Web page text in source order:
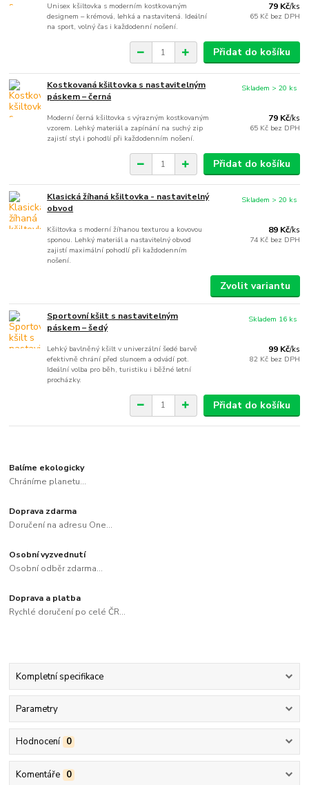
Unisex kšiltovka s moderním kostkovaným
designem – krémová, lehká a nastavitená. Ideální
na sport, volný čas i každodenní nošení.
79 Kč/ks
65 Kč bez DPH
Přidat do košíku
Kostkovaná kšiltovka s nastavitelným
páskem – černá
Moderní černá kšiltovka s výrazným kostkovaným
vzorem. Lehký materiál a zapínání na suchý zip
zajistí styl i pohodlí při každodenním nošení.
79 Kč/ks
65 Kč bez DPH
Skladem > 20 ks
Přidat do košíku
Klasická žíhaná kšiltovka - nastavitelný
obvod
Kšiltovka s moderní žíhanou texturou a kovovou
sponou. Lehký materiál a nastavitelný obvod
zajistí maximální pohodlí při každodenním
nošení.
89 Kč/ks
74 Kč bez DPH
Skladem > 20 ks
Zvolit variantu
Sportovní kšilt s nastavitelným
páskem – šedý
Lehký bavlněný kšilt v univerzální šedé barvě
efektivně chrání před sluncem a odvádí pot.
Ideální volba pro běh, turistiku i běžné letní
procházky.
99 Kč/ks
82 Kč bez DPH
Skladem 16 ks
Přidat do košíku
Balíme ekologicky
Chráníme planetu...
Doprava zdarma
Doručení na adresu One...
Osobní vyzvednutí
Osobní odběr zdarma...
Doprava a platba
Rychlé doručení po celé ČR...
Kompletní specifikace
Parametry
Hodnocení 0
Komentáře 0